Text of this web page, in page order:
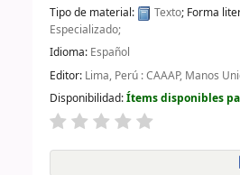
Tipo de material:
Texto; Forma
Especializado;
Idioma: Español
Editor: Lima, Perú : CAAAP, Manos
Disponibilidad:Ítems disponibles